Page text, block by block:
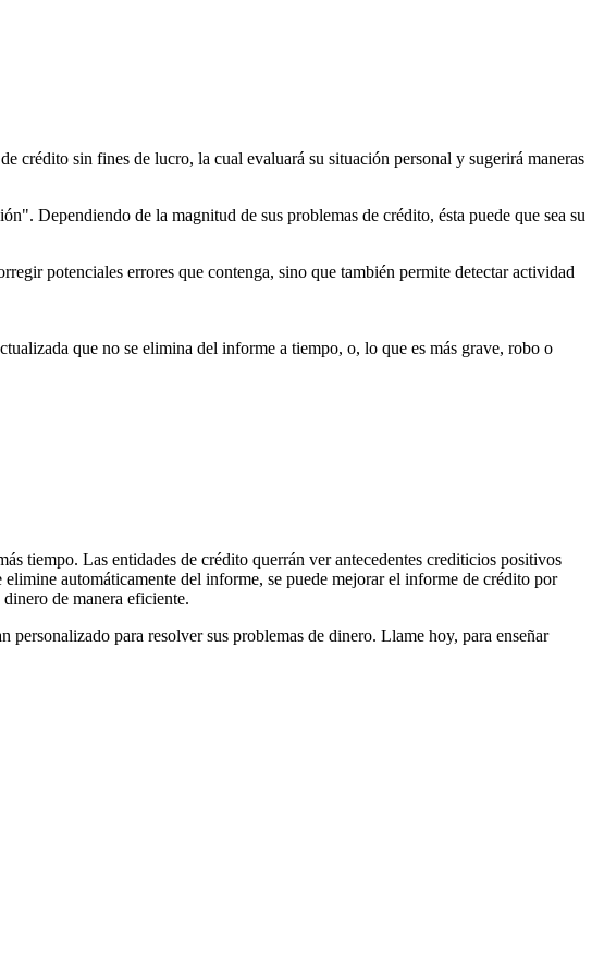
crédito sin fines de lucro, la cual evaluará su situación personal y sugerirá maneras
Dependiendo de la magnitud de sus problemas de crédito, ésta puede que sea su
potenciales errores que contenga, sino que también permite detectar actividad
que no se elimina del informe a tiempo, o, lo que es más grave, robo o
tiempo. Las entidades de crédito querrán ver antecedentes crediticios positivos
automáticamente del informe, se puede mejorar el informe de crédito por
de manera eficiente.
para resolver sus problemas de dinero. Llame hoy, para enseñar